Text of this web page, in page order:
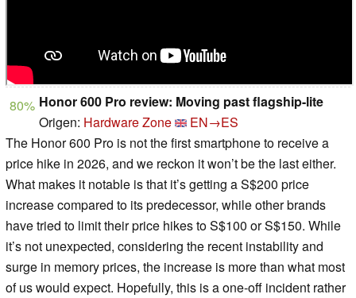
80% Honor 600 Pro review: Moving past flagship-lite
Origen: Hardware Zone
EN→ES
The Honor 600 Pro is not the first smartphone to receive a
price hike in 2026, and we reckon it won’t be the last either.
What makes it notable is that it’s getting a S$200 price
increase compared to its predecessor, while other brands
have tried to limit their price hikes to S$100 or S$150. While
it’s not unexpected, considering the recent instability and
surge in memory prices, the increase is more than what most
of us would expect. Hopefully, this is a one-off incident rather